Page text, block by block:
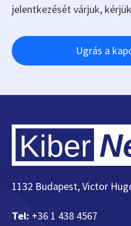
jelentkezését várjuk,
Ugrás a
1132 Budapest, Victor
Tel: +36 1 438 4567